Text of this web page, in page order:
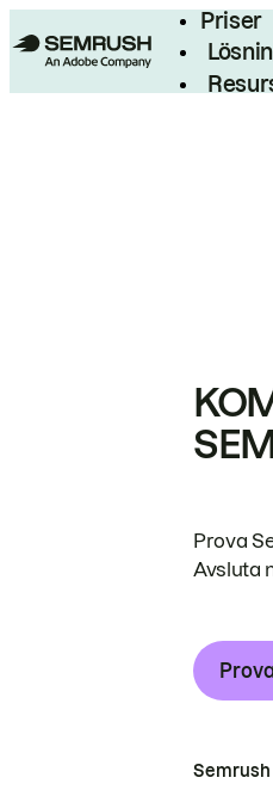
Priser
Prova
Avsluta
Semrush